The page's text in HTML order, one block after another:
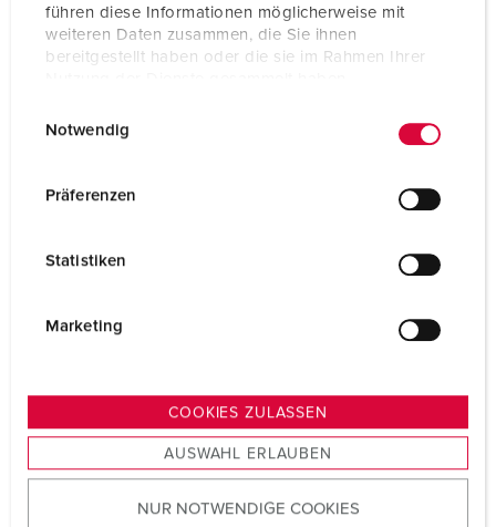
führen diese Informationen möglicherweise mit
weiteren Daten zusammen, die Sie ihnen
bereitgestellt haben oder die sie im Rahmen Ihrer
s
u
Notwendig
Präferenzen
Statistiken
Marketing
COOKIES ZULASSEN
AUSWAHL ERLAUBEN
NUR NOTWENDIGE COOKIES
Prüfzeichen EAC